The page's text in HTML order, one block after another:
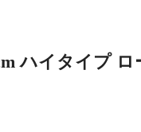
ハイタイプ ロ